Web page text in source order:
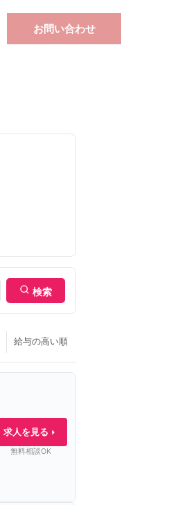
お問い合わせ
検索
給与の高い順
求人を見る
無料相談OK